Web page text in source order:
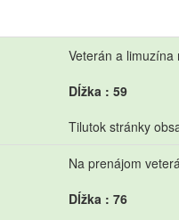
Veterán a
Dĺžka : 59
Tilutok stránky
Na prenájom
Dĺžka : 76